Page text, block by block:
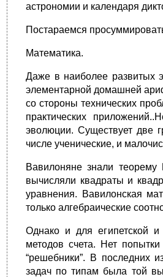
астрономии и календаря
Постараемся
Математика.
Даже в наиболее развитых
элементарной домашней
со стороны технических
практических
эволюции. Существует две
числе ученические, и
Вавилоняне знали теорему
вычисляли квадраты и
уравнения. Вавилонская
только алгебраические
Однако и для египетской и
методов счета. Нет
“решебники”. В последних
задач по типам была той